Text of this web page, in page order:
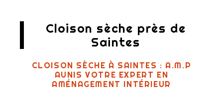
Cloison sèche près de
Saintes
CLOISON SÈCHE À SAINTES : A.M.P
AUNIS VOTRE EXPERT EN
AMÉNAGEMENT INTÉRIEUR